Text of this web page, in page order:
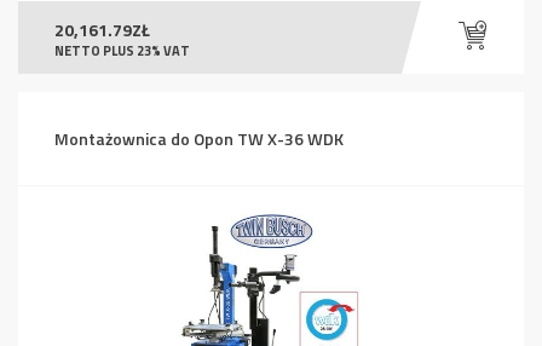
20,161.79ZŁ
NETTO PLUS 23% VAT
Montażownica do Opon TW X-36 WDK